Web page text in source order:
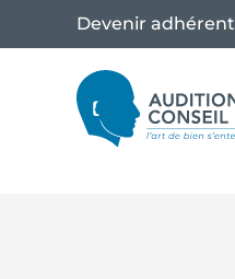
Devenir adhérent